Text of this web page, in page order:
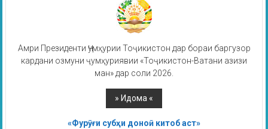
Амри Президенти Ҷумҳурии Тоҷикистон дар бораи баргузор
кардани озмуни ҷумҳуриявии «Тоҷикистон-Ватани азизи
ман» дар соли 2026.
«Фурӯғи субҳи доноӣ китоб аст»